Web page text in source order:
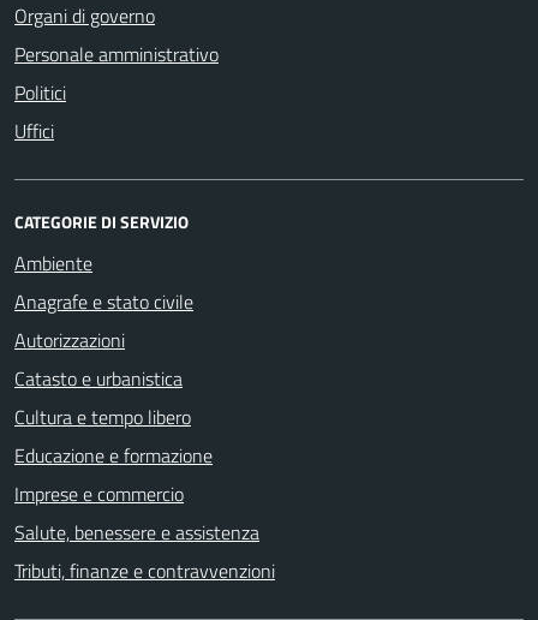
Organi di governo
Personale amministrativo
Politici
Uffici
CATEGORIE DI SERVIZIO
Ambiente
Anagrafe e stato civile
Autorizzazioni
Catasto e urbanistica
Cultura e tempo libero
Educazione e formazione
Imprese e commercio
Salute, benessere e assistenza
Tributi, finanze e contravvenzioni